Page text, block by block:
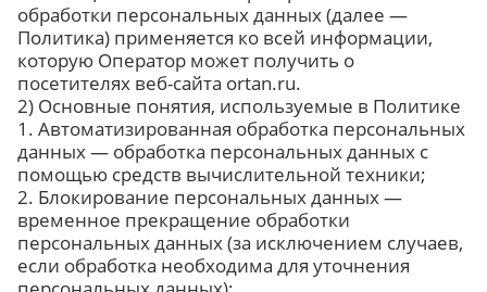
обработки персональных данных (далее —
Политика) применяется ко всей информации,
которую Оператор может получить о
посетителях веб-сайта ortan.ru.
2) Основные понятия, используемые в Политике
1. Автоматизированная обработка персональных
данных — обработка персональных данных с
помощью средств вычислительной техники;
2. Блокирование персональных данных —
временное прекращение обработки
персональных данных (за исключением случаев,
если обработка необходима для уточнения